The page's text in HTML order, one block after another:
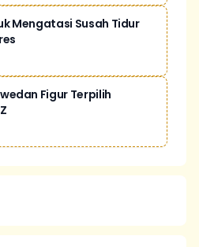
Mengatasi Susah Tidur
Figur Terpilih